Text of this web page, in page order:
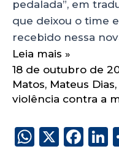
pedalada”, em
que deixou o time
recebido nessa
Leia mais »
18 de outubro de
Matos, Mateus Dias,
violência contra a
W X
F